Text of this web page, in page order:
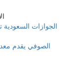
الأحد